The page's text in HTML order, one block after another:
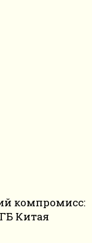
компромисс:
Китая